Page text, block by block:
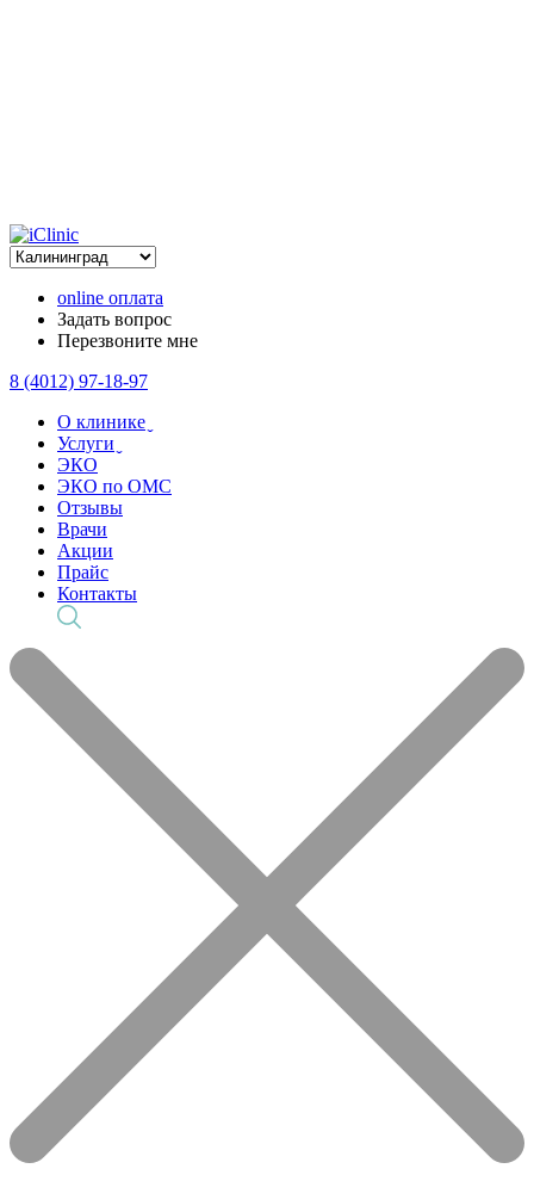
online оплата
Задать вопрос
Перезвоните мне
8 (4012) 97-18-97
О клинике ̬
Услуги ̬
ЭКО
ЭКО по ОМС
Отзывы
Врачи
Акции
Прайс
Контакты